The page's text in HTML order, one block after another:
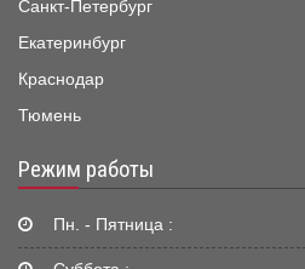
Санкт-Петербург
Екатеринбург
Краснодар
Тюмень
Режим работы
Пн. - Пятница :